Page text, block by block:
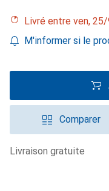
Livré entre ven,
M'informer si le
Comparer
livraison gratuite